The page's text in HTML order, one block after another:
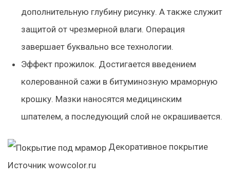
дополнительную глубину рисунку. А также служит
защитой от чрезмерной влаги. Операция
завершает буквально все технологии.
Эффект прожилок. Достигается введением
колерованной сажи в битуминозную мраморную
крошку. Мазки наносятся медицинским
шпателем, а последующий слой не окрашивается.
Декоративное покрытие
Источник wowcolor.ru